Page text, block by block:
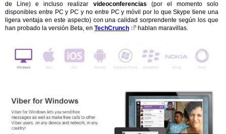
de Line) e incluso realizar videoconferencias (por el momento solo
disponibles entre PC y PC y no entre PC y móvil por lo que Skype tiene una
ligera ventaja en este aspecto) con una calidad sorprendente según los que
han probado la versión Beta, en TechCrunch hablan maravillas.